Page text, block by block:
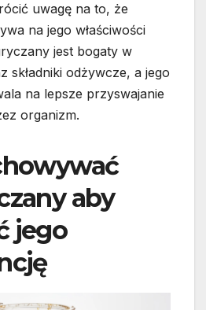
uwagę na to, że
na jego właściwości
jest bogaty w
składniki odżywcze, a jego
na lepsze przyswajanie
organizm.
aby
jego